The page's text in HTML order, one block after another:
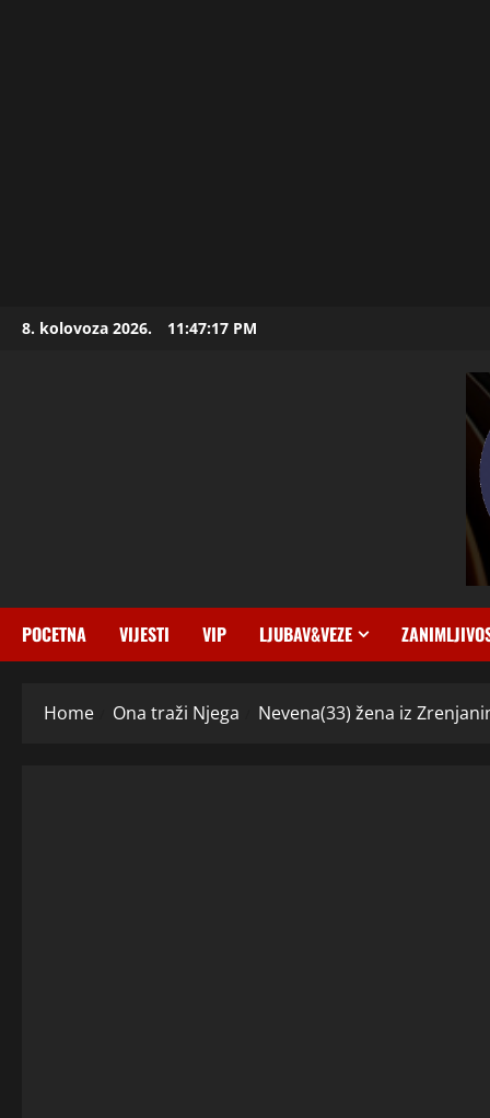
Skip8. kolovoza 2026. 11:47:19 PM
POCETNA VIJESTI VIP LJUBAV&VEZE
Home Ona traži Njega Nevena(33) žena iz